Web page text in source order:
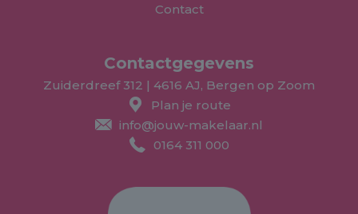
Contact
Contactgegevens
Zuiderdreef 312 | 4616 AJ, Bergen op Zoom
Plan je route
info@jouw-makelaar.nl
0164 311 000